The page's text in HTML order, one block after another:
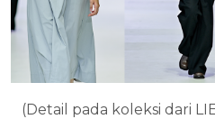
(Detail pada koleksi dari